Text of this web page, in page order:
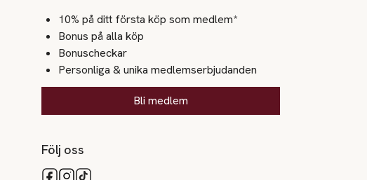
10% på ditt första köp som medlem*
Bonus på alla köp
Bonuscheckar
Personliga & unika medlemserbjudanden
Bli medlem
Följ oss